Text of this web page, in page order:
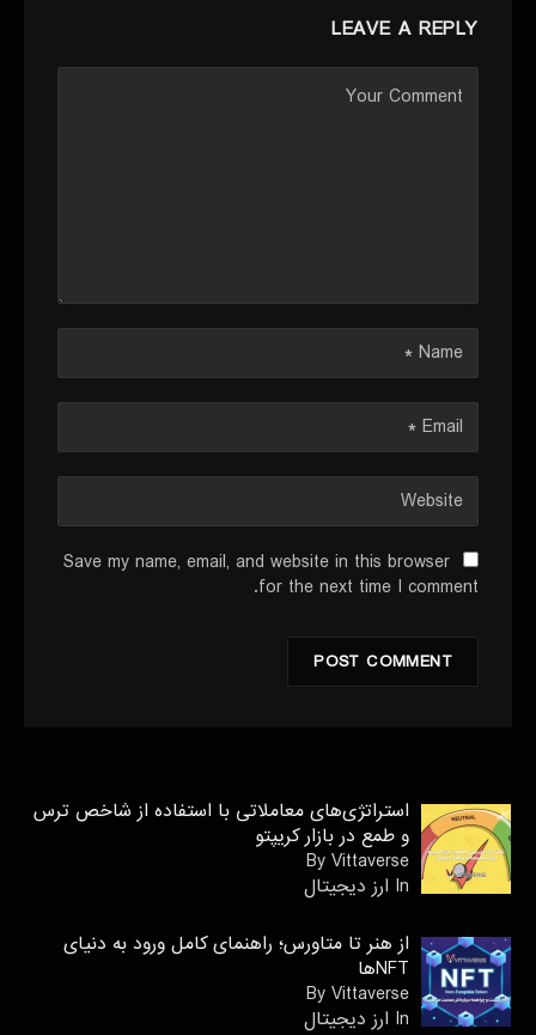
LEAVE A REPLY
Save my name, email, and website in this browser
for the next time I comment.
استراتژی‌های معاملاتی با استفاده از شاخص ترس
و طمع در بازار کریپتو
By Vittaverse
In ارز دیجیتال
از هنر تا متاورس؛ راهنمای کامل ورود به دنیای
NFTها
By Vittaverse
In ارز دیجیتال